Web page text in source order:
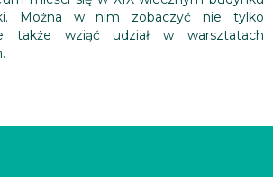
Można w nim zobaczyć nie tylko
także wziąć udział w warsztatach